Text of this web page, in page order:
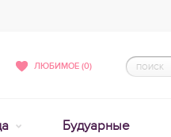
ЛЮБИМОЕ (0)
Будуарные